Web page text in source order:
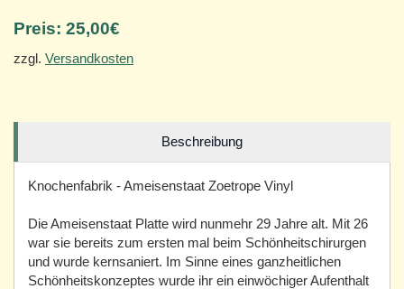
Preis: 25,00€
zzgl. Versandkosten
Beschreibung
Knochenfabrik - Ameisenstaat Zoetrope Vinyl
Die Ameisenstaat Platte wird nunmehr 29 Jahre alt. Mit 26
war sie bereits zum ersten mal beim Schönheitschirurgen
und wurde kernsaniert. Im Sinne eines ganzheitlichen
Schönheitskonzeptes wurde ihr ein einwöchiger Aufenthalt